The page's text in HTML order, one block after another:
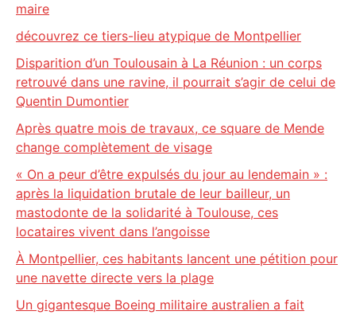
maire
découvrez ce tiers-lieu atypique de Montpellier
Disparition d’un Toulousain à La Réunion : un corps
retrouvé dans une ravine, il pourrait s’agir de celui de
Quentin Dumontier
Après quatre mois de travaux, ce square de Mende
change complètement de visage
« On a peur d’être expulsés du jour au lendemain » :
après la liquidation brutale de leur bailleur, un
mastodonte de la solidarité à Toulouse, ces
locataires vivent dans l’angoisse
À Montpellier, ces habitants lancent une pétition pour
une navette directe vers la plage
Un gigantesque Boeing militaire australien a fait